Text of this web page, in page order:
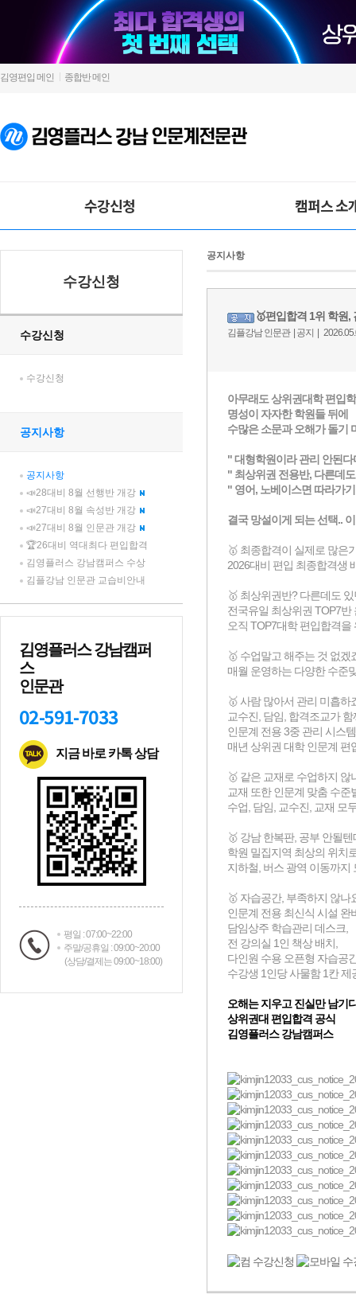
김영편입 메인 종합반 메인
수강신청 캠퍼스 소
수강신청
수강신청
수강신청
공지사항
공지사항
📣28대비 8월 선행반 개강
📣27대비 8월 속성반 개강
📣27대비 8월 인문관 개강
🏆26대비 역대최다 편입합격
김영플러스 강남캠퍼스 수상
김플강남 인문관 교습비안내
김영플러스 강남캠퍼
스
인문관
02-591-7033
지금 바로 카톡 상담
평일 : 07:00~22:00
주말/공휴일 : 09:00~20:00
(상담/결제는 09:00~18:00)
공지사항